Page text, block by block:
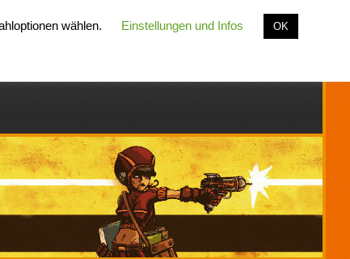
wählen. Einstellungen und Infos OK